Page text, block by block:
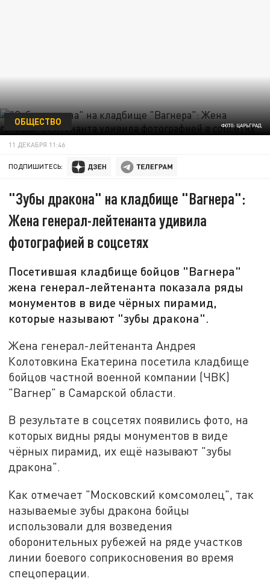
ФОТО: ЦАРЬГРАД
ОБЩЕСТВО
11 ДЕКАБРЯ 11:46
ПОДПИШИТЕСЬ:
"Зубы дракона" на кладбище "Вагнера":
Жена генерал-лейтенанта удивила
фотографией в соцсетях
Посетившая кладбище бойцов "Вагнера"
жена генерал-лейтенанта показала ряды
монументов в виде чёрных пирамид,
которые называют "зубы дракона".
Жена генерал-лейтенанта Андрея
Колотовкина Екатерина посетила кладбище
бойцов частной военной компании (ЧВК)
"Вагнер" в Самарской области.
В результате в соцсетях появились фото, на
которых видны ряды монументов в виде
чёрных пирамид, их ещё называют "зубы
дракона".
Как отмечает "Московский комсомолец", так
называемые зубы дракона бойцы
использовали для возведения
оборонительных рубежей на ряде участков
линии боевого соприкосновения во время
спецоперации.